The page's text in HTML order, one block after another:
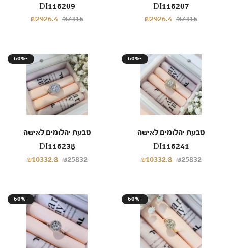
DI116209
₪2926.4 ₪7316
DI116207
₪2926.4 ₪7316
60%-
טבעת יהלומים לאישה
DI116238
₪10332.8 ₪25832
60%-
טבעת יהלומים לאישה
DI116241
₪10332.8 ₪25832
60%- 60%-